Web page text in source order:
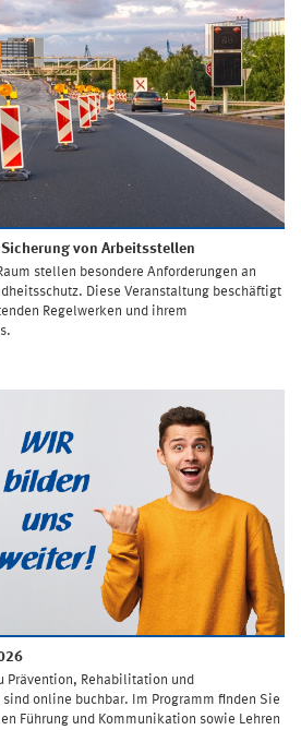
von Arbeitsstellen
stellen besondere Anforderungen an
Diese Veranstaltung beschäftigt
Regelwerken und ihrem
Prävention, Rehabilitation und
online buchbar. Im Programm finden Sie
Führung und Kommunikation sowie Lehren